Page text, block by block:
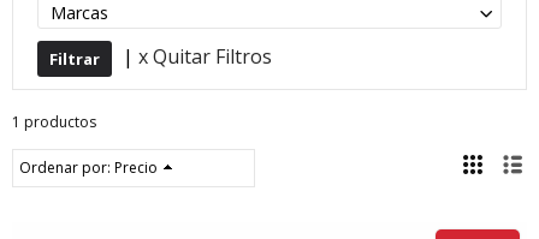
Marcas
| x Quitar Filtros
1 productos
Ordenar por: Precio